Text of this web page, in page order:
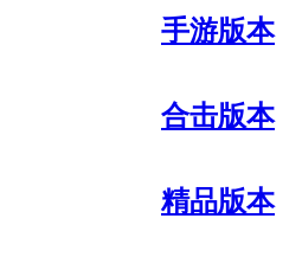
手游版本
合击版本
精品版本